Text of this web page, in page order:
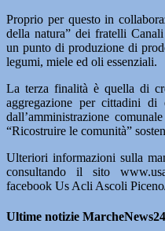
Proprio per questo in
della natura” dei fratelli
un punto di produzione di
legumi, miele ed oli essenziali.
La terza finalità è quella di
aggregazione per cittadini di
dall’amministrazione
“Ricostruire le comunità”
Ulteriori informazioni sulla
consultando il sito
facebook Us Acli Ascoli
Ultime notizie MarcheNews24